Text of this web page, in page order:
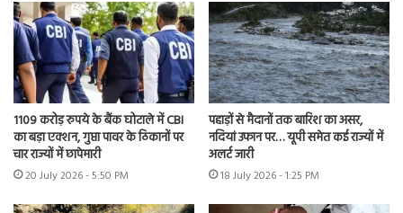
1109 करोड़ रुपये के बैंक घोटाले में CBI
का बड़ा एक्शन, गुप्ता पावर के ठिकानों पर
चार राज्यों में छापेमारी
20 July 2026 - 5:50 PM
पहाड़ों से मैदानों तक बारिश का असर,
नदियां उफान पर… यूपी समेत कई राज्यों में
अलर्ट जारी
18 July 2026 - 1:25 PM